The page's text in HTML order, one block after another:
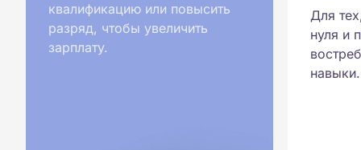
квалификацию или повысить
разряд, чтобы увеличить
зарплату.
Для
нуля и
навыки.